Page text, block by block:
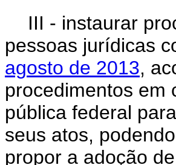
III - instaurar
pessoas jurídicas
agosto de 2013,
procedimentos em
pública federal
seus atos,
propor a adoção